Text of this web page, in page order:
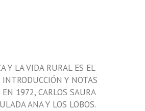
Y LA VIDA RURAL ES EL
Y NOTAS
1972, CARLOS SAURA
ANA Y LOS LOBOS.